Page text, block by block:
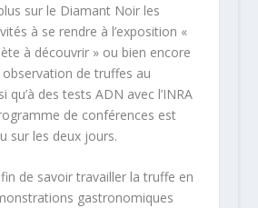
sur le Diamant Noir les
à se rendre à l’exposition «
à découvrir » ou bien encore
de truffes au
qu’à des tests ADN avec l’INRA
de conférences est
sur les deux jours.
de savoir travailler la truffe en
gastronomiques